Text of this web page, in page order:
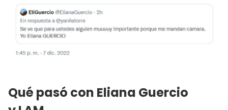
Qué pasó con Eliana Guercio